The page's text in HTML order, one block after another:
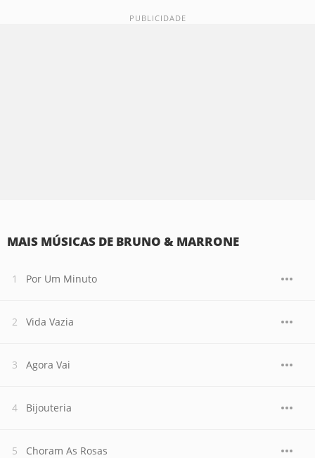
MAIS MÚSICAS DE BRUNO & MARRONE
Por Um Minuto
Vida Vazia
Agora Vai
Bijouteria
Choram As Rosas